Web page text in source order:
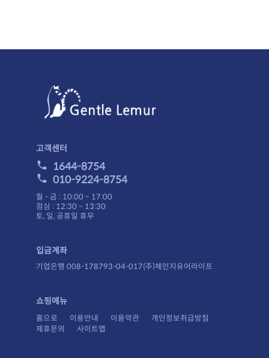
고객센터
1644-8754
010-9224-8754
월 - 금 : 10:00 ~ 17:00
점심 : 12:30 ~ 13:30
토, 일, 공휴일 휴무
입금계좌
기업은행 008-178793-04-017(주)체인지유어라이프
쇼핑메뉴
홈으로 이용안내 이용약관
개인정보취급방침
제휴문의
사이트맵